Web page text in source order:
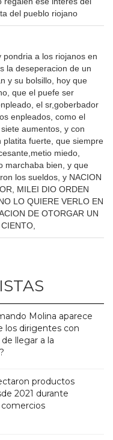
del pueblo riojano
pondria a los riojanos en
la deseperacion de un
y su bolsillo, hoy que
que el puefe ser
el sr,goberbador
enpleados, como el
aumentos, y con
fuerte, que siempre
miedo,
marchaba bien, y que
los sueldos, y NACION
MILEI DIO ORDEN
LO QUIERE VERLO EN
DE OTORGAR UN
Molina aparece
los dirigentes con
llegar a la
productos
2021 durante